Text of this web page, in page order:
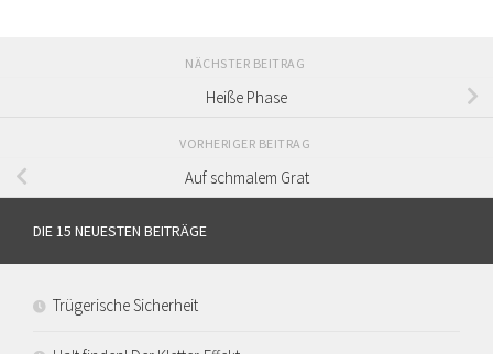
NÄCHSTER BEITRAG
Heiße Phase
VORHERIGER BEITRAG
Auf schmalem Grat
DIE 15 NEUESTEN BEITRÄGE
Trügerische Sicherheit